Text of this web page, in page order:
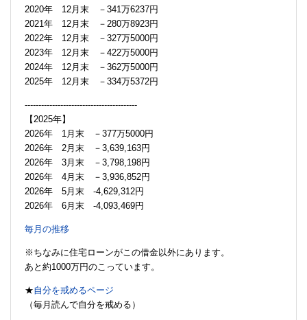
2020年 12月末 －341万6237円
2021年 12月末 －280万8923円
2022年 12月末 －327万5000円
2023年 12月末 －422万5000円
2024年 12月末 －362万5000円
2025年 12月末 －334万5372円
-----------------------------------------
【2025年】
2026年 1月末 －377万5000円
2026年 2月末 －3,639,163円
2026年 3月末 －3,798,198円
2026年 4月末 －3,936,852円
2026年 5月末 -4,629,312円
2026年 6月末 -4,093,469円
毎月の推移
※ちなみに住宅ローンがこの借金以外にあります。
あと約1000万円のこっています。
★自分を戒めるページ
（毎月読んで自分を戒める）